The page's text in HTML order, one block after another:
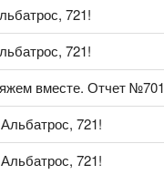
721!
721!
вместе. Отчет №701
Альбатрос, 721!
Альбатрос, 721!